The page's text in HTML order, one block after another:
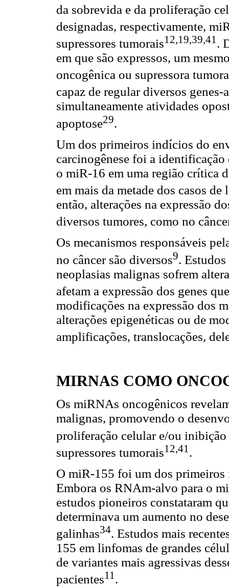
da sobrevida e da proliferação
designadas, respectivamente,
supressores tumorais12,19,39,41 .
em que são expressos, um
oncogênica ou supressora
capaz de regular diversos genes-
simultaneamente atividades
apoptose29.
Um dos primeiros indícios do
carcinogênese foi a
o miR-16 em uma região crítica
em mais da metade dos casos
então, alterações na expressão
diversos tumores, como no
Os mecanismos responsáveis
no câncer são diversos9.
neoplasias malignas sofrem
afetam a expressão dos genes
modificações na expressão dos
alterações epigenéticas ou de
amplificações, translocações,
MIRNAS COMO
Os miRNAs oncogênicos
malignas, promovendo o
proliferação celular e/ou inibição
supressores tumorais12,41 .
O miR-155 foi um dos
Embora os RNAm-alvo para o
estudos pioneiros constataram
determinava um aumento no
galinhas34. Estudos mais
155 em linfomas de grandes
de variantes mais agressivas
pacientes11 .